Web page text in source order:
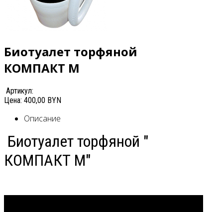
Биотуалет торфяной
КОМПАКТ М
Артикул:
Цена: 400,00 BYN
Описание
Биотуалет торфяной "
КОМПАКТ М"